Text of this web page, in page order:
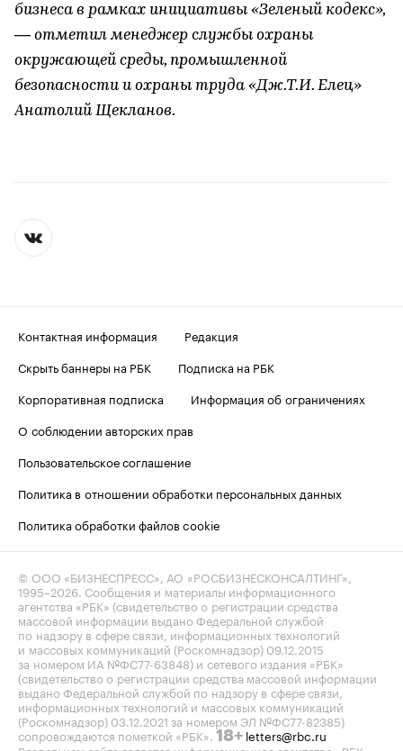
бизнеса в рамках инициативы «Зеленый кодекс»,
— отметил менеджер службы охраны
окружающей среды, промышленной
безопасности и охраны труда «Дж.Т.И. Елец»
Анатолий Щекланов.
Контактная информация
Редакция
Скрыть баннеры на РБК
Подписка на РБК
Корпоративная подписка
Информация об ограничениях
О соблюдении авторских прав
Пользовательское соглашение
Политика в отношении обработки персональных данных
Политика обработки файлов cookie
© ООО «БИЗНЕСПРЕСС», АО «РОСБИЗНЕСКОНСАЛТИНГ»,
1995–2026 . Сообщения и материалы информационного
агентства «РБК» (свидетельство о регистрации средства
массовой информации выдано Федеральной службой
по надзору в сфере связи, информационных технологий
и массовых коммуникаций (Роскомнадзор) 09.12.2015
за номером ИА №ФС77-63848) и сетевого издания «РБК»
(свидетельство о регистрации средства массовой информации
выдано Федеральной службой по надзору в сфере связи,
информационных технологий и массовых коммуникаций
(Роскомнадзор) 03.12.2021 за номером ЭЛ №ФС77-82385)
сопровождаются пометкой «РБК». 18+ letters@rbc.ru